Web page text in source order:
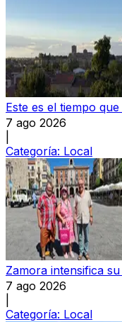
Este es el tiempo
7 ago 2026
Categoría: Local
Zamora intensifica
7 ago 2026
Categoría: Local